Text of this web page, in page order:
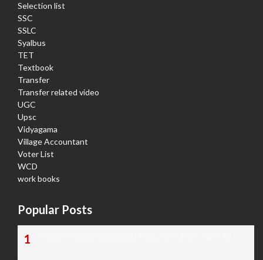
Selection list
SSC
SSLC
Syalbus
TET
Textbook
Transfer
Transfer related video
UGC
Upsc
Vidyagama
Village Accountant
Voter List
WCD
work books
Popular Posts